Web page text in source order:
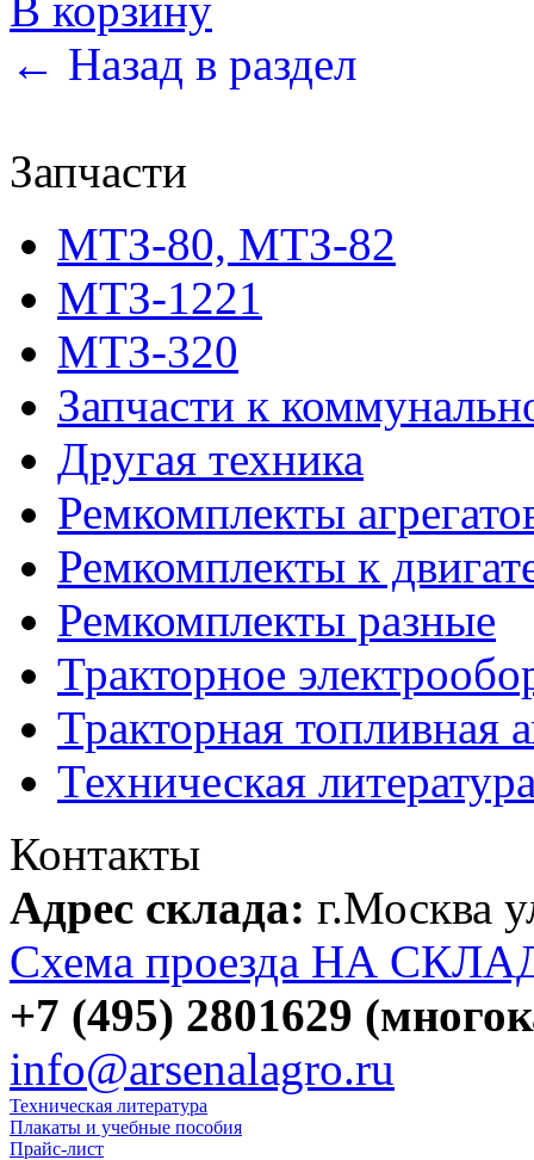
← Назад в раздел
Запчасти
МТЗ-80, МТЗ-82
МТЗ-1221
МТЗ-320
Запчасти к
Другая техника
Ремкомплекты
Ремкомплекты к
Ремкомплекты разные
Тракторное
Тракторная топливная
Техническая
Контакты
Адрес склада: г.Москва
Схема проезда НА
+7 (495) 2801629
info@arsenalagro.ru
Техническая литература
Плакаты и учебные пособия
Прайс-лист